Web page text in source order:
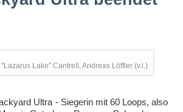
Lake" Cantrell, Andreas Löffler (v.l.)
Ultra - Siegerin mit 60 Loops, also